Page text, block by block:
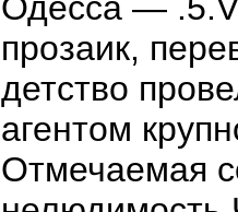
прозаик,
детство
агентом
Отмечаемая